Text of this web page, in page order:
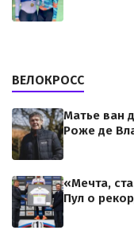
ВЕЛОКРОСС
Матье ван
Роже де
«Мечта,
Пул о